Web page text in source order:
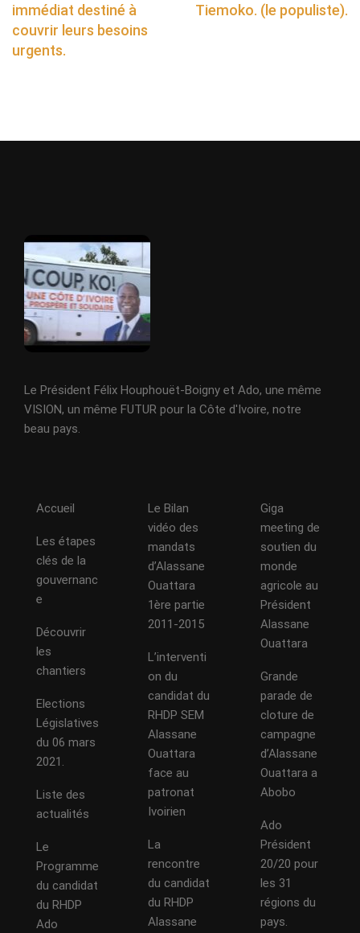
immédiat destiné à
couvrir leurs besoins
urgents.
Tiemoko. (le populiste).
Le Président Félix Houphouët-Boigny et Ado, une même
VISION, un même FUTUR pour la Côte d'Ivoire, notre
beau pays.
Accueil
Les étapes
clés de la
gouvernanc
e
Découvrir
les
chantiers
Elections
Législatives
du 06 mars
2021.
Liste des
actualités
Le
Programme
du candidat
du RHDP
Ado
Le Bilan
vidéo des
mandats
d’Alassane
Ouattara
1ère partie
2011-2015
L’interventi
on du
candidat du
RHDP SEM
Alassane
Ouattara
face au
patronat
Ivoirien
La
rencontre
du candidat
du RHDP
Alassane
Giga
meeting de
soutien du
monde
agricole au
Président
Alassane
Ouattara
Grande
parade de
cloture de
campagne
d’Alassane
Ouattara a
Abobo
Ado
Président
20/20 pour
les 31
régions du
pays.